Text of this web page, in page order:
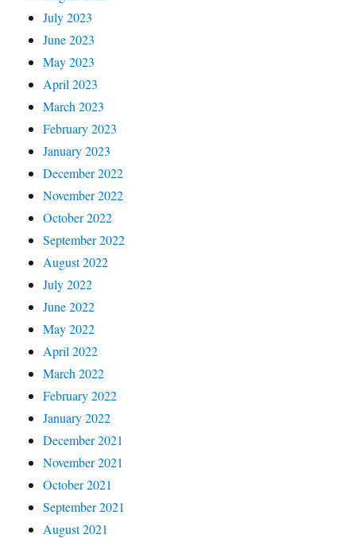
July 2023
June 2023
May 2023
April 2023
March 2023
February 2023
January 2023
December 2022
November 2022
October 2022
September 2022
August 2022
July 2022
June 2022
May 2022
April 2022
March 2022
February 2022
January 2022
December 2021
November 2021
October 2021
September 2021
August 2021